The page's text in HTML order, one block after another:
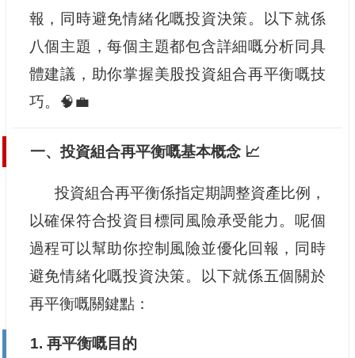
報，同時避免情緒化嘅投資決策。以下就係
八個主題，每個主題都包含詳細嘅分析同具
體建議，助你掌握美股投資組合再平衡嘅技
巧。🧠💼
一、投資組合再平衡嘅基本概念 📈
投資組合再平衡係指定期調整資產比例，
以確保符合投資目標同風險承受能力。呢個
過程可以幫助你控制風險並優化回報，同時
避免情緒化嘅投資決策。以下就係五個關於
再平衡嘅關鍵點：
1. 再平衡嘅目的